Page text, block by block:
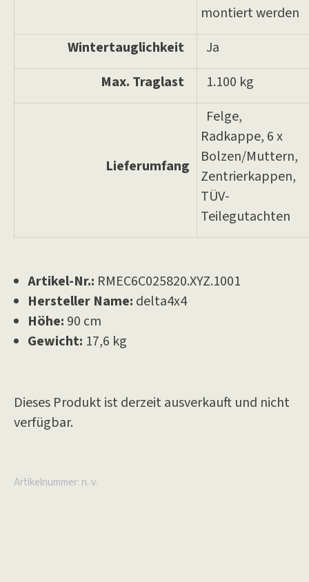
montiert werden
Wintertauglichkeit
Ja
Max. Traglast
1.100 kg
Lieferumfang
Felge,
Radkappe, 6 x
Bolzen/Muttern,
Zentrierkappen,
TÜV-
Teilegutachten
Artikel-Nr.: RMEC6C025820.XYZ.1001
Hersteller Name: delta4x4
Höhe: 90 cm
Gewicht: 17,6 kg
Dieses Produkt ist derzeit ausverkauft und nicht
verfügbar.
Artikelnummer: n. v.